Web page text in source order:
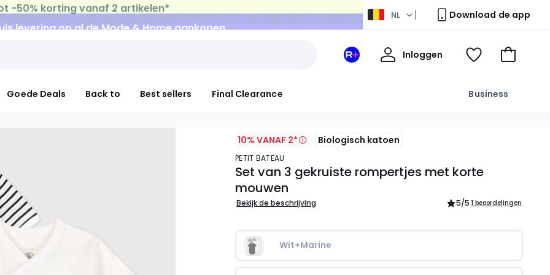
leveringop al de Mode & Home aankopen NL Download de app
Goede Deals Back to Best sellers Final Clearance Business
Mijn
Inloggen
Mijn
Kijk
Naar
10% VANAF 2* Biologisch katoen
PETIT BATEAU
Set van 3 gekruiste rompertjes met korte
mouwen
Bekijk de beschrijving 5/5 1 beoordelingen
Wit+Marine